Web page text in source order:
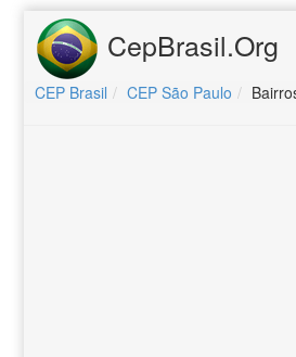
CepBrasil.Org
CEP Brasil CEP São Paulo